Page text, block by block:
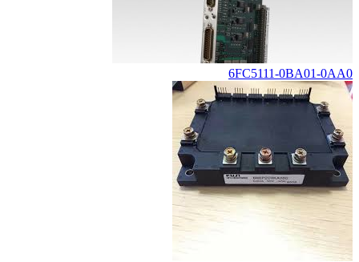
6FC5111-0BA01-0AA0